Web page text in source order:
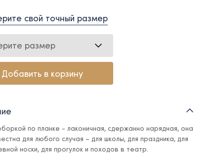
свой точный размер
размер
Добавить в корзину
по планке - лаконичная, сдержанно нарядная, она
для любого случая – для школы, для праздника, для
носки, для прогулок и походов в театр.